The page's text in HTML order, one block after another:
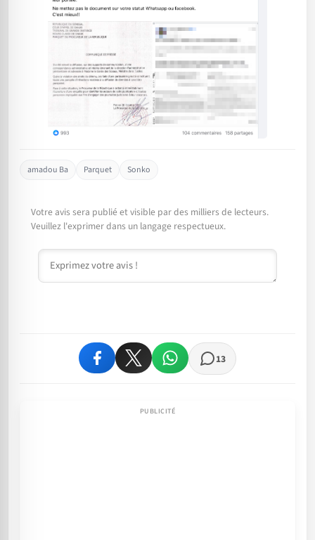
amadou Ba Parquet Sonko
Votre avis sera publié et visible par des milliers de lecteurs.
Veuillez l'exprimer dans un langage respectueux.
Commentaire
13